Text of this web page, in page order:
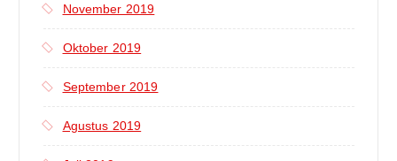
November 2019
Oktober 2019
September 2019
Agustus 2019